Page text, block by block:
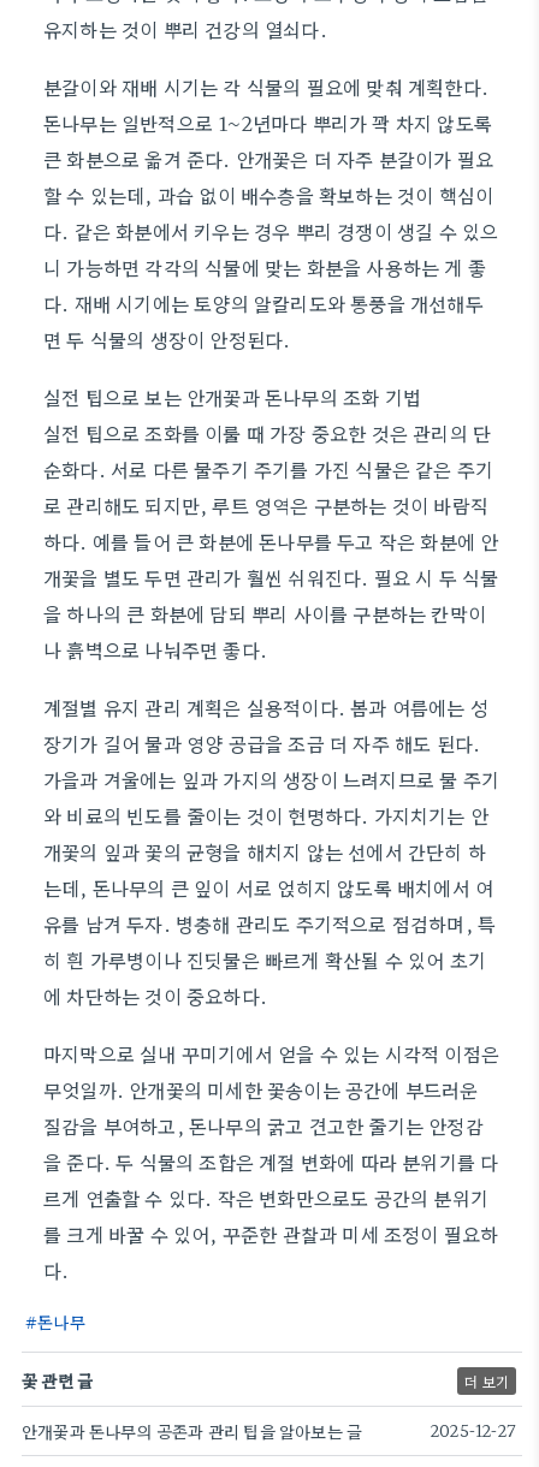
유지하는 것이 뿌리 건강의 열쇠다.
분갈이와 재배 시기는 각 식물의 필요에 맞춰 계획한다.
돈나무는 일반적으로 1~2년마다 뿌리가 꽉 차지 않도록
큰 화분으로 옮겨 준다. 안개꽃은 더 자주 분갈이가 필요
할 수 있는데, 과습 없이 배수층을 확보하는 것이 핵심이
다. 같은 화분에서 키우는 경우 뿌리 경쟁이 생길 수 있으
니 가능하면 각각의 식물에 맞는 화분을 사용하는 게 좋
다. 재배 시기에는 토양의 알칼리도와 통풍을 개선해두
면 두 식물의 생장이 안정된다.
실전 팁으로 보는 안개꽃과 돈나무의 조화 기법
실전 팁으로 조화를 이룰 때 가장 중요한 것은 관리의 단
순화다. 서로 다른 물주기 주기를 가진 식물은 같은 주기
로 관리해도 되지만, 루트 영역은 구분하는 것이 바람직
하다. 예를 들어 큰 화분에 돈나무를 두고 작은 화분에 안
개꽃을 별도 두면 관리가 훨씬 쉬워진다. 필요 시 두 식물
을 하나의 큰 화분에 담되 뿌리 사이를 구분하는 칸막이
나 흙벽으로 나눠주면 좋다.
계절별 유지 관리 계획은 실용적이다. 봄과 여름에는 성
장기가 길어 물과 영양 공급을 조금 더 자주 해도 된다.
가을과 겨울에는 잎과 가지의 생장이 느려지므로 물 주기
와 비료의 빈도를 줄이는 것이 현명하다. 가지치기는 안
개꽃의 잎과 꽃의 균형을 해치지 않는 선에서 간단히 하
는데, 돈나무의 큰 잎이 서로 얹히지 않도록 배치에서 여
유를 남겨 두자. 병충해 관리도 주기적으로 점검하며, 특
히 흰 가루병이나 진딧물은 빠르게 확산될 수 있어 초기
에 차단하는 것이 중요하다.
마지막으로 실내 꾸미기에서 얻을 수 있는 시각적 이점은
무엇일까. 안개꽃의 미세한 꽃송이는 공간에 부드러운
질감을 부여하고, 돈나무의 굵고 견고한 줄기는 안정감
을 준다. 두 식물의 조합은 계절 변화에 따라 분위기를 다
르게 연출할 수 있다. 작은 변화만으로도 공간의 분위기
를 크게 바꿀 수 있어, 꾸준한 관찰과 미세 조정이 필요하
다.
돈나무
꽃 관련 글 더 보기
안개꽃과 돈나무의 공존과 관리 팁을 알아보는 글 2025-12-27